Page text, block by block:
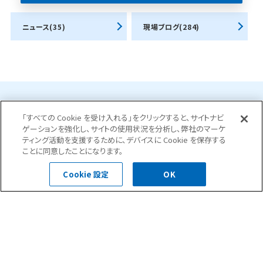
ニュース(35) 現場ブログ(284)
お問合せ・ご相談はこちら
0120-400-252
受付時間 平日 8:30～18:00
「すべての Cookie を受け入れる」をクリックすると、サイトナビ
ゲーションを強化し、サイトの使用状況を分析し、弊社のマーケ
ティング活動を支援するために、デバイスに Cookie を保存する
ことに同意したことになります。
Cookie 設定 OK